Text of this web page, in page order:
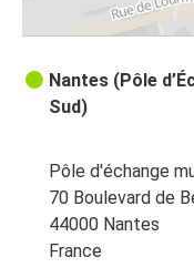
Nantes (Pôle
Sud)
Pôle d'échange
70 Boulevard de
44000 Nantes
France